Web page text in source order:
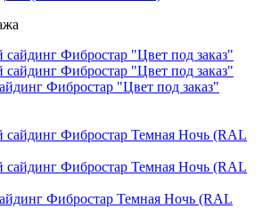
Фибростар "Цвет под заказ"
Фибростар Темная Ночь (RAL